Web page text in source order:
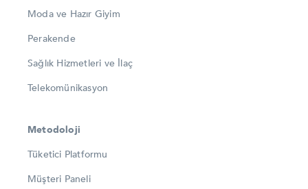
Moda ve Hazır Giyim
Perakende
Sağlık Hizmetleri ve İlaç
Telekomünikasyon
Metodoloji
Tüketici Platformu
Müşteri Paneli